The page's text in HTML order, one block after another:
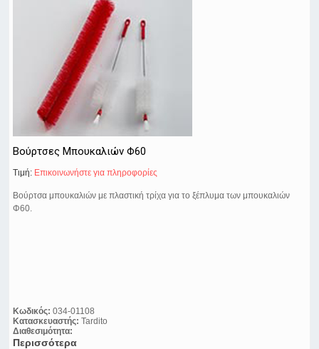
Βούρτσες Μπουκαλιών Φ60
Τιμή: Eπικοινωνήστε για πληροφορίες
Βούρτσα μπουκαλιών με πλαστική τρίχα για το ξέπλυμα των μπουκαλιών
Φ60.
Κωδικός: 034-01108
Κατασκευαστής: Tardito
Διαθεσιμότητα:
Περισσότερα